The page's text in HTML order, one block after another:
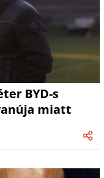
BYD-s
miatt